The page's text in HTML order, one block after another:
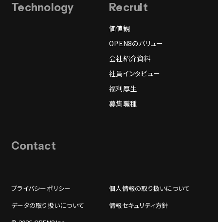
Technology Recruit
価値観
OPEN8のバリュー
会社紹介資料
社員インタビュー
福利厚生
募集職種
Contact
プライバシーポリシー
個人情報の取り扱いについて
データの取り扱いについて
情報セキュリティ方針